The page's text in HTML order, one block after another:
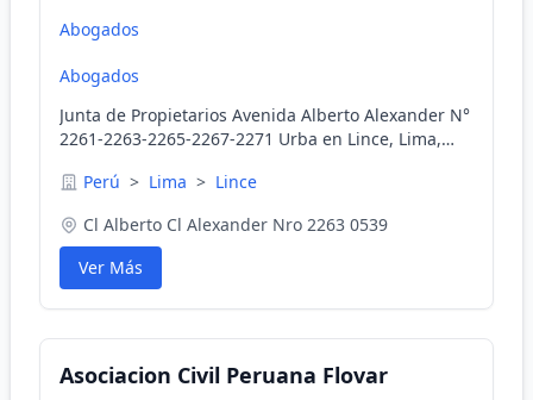
Abogados
Abogados
Junta de Propietarios Avenida Alberto Alexander N°
2261-2263-2265-2267-2271 Urba en Lince, Lima,
Perú > Lima > Lince
Cl Alberto Cl Alexander Nro 2263 0539
Ver Más
Asociacion Civil Peruana Flovar